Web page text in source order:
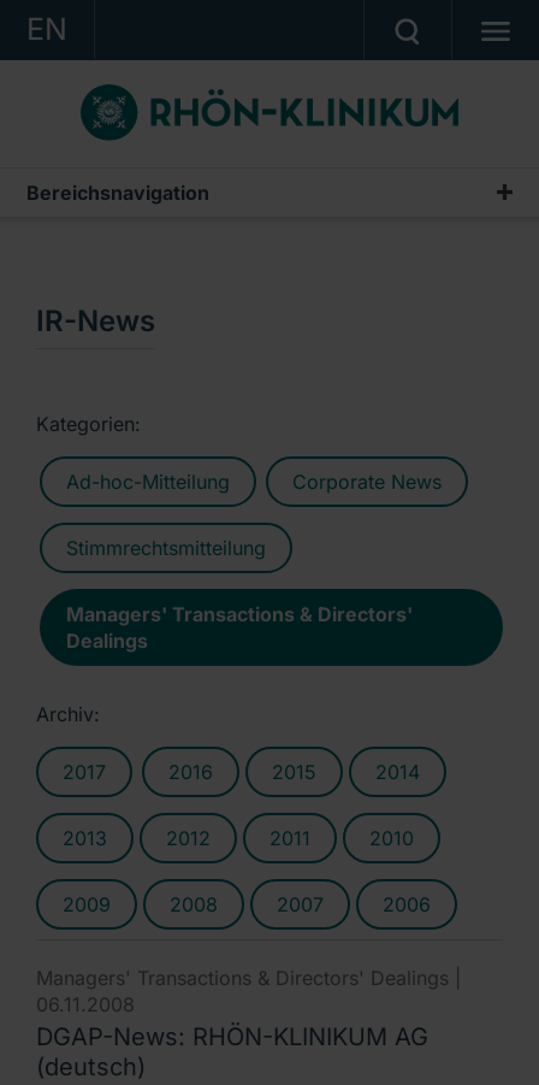
EN
KONZERN
KLINIKEN
KARRIERE
KONTAKT
Bereichsnavigation
Publikationen & Präsentationen
Präsentationen & Conference Calls
IR-News
Kategorien:
Ad-hoc-Mitteilung Corporate News
Stimmrechtsmitteilung
Managers' Transactions & Directors'
Dealings
Archiv:
2017 2016 2015 2014
2013 2012 2011 2010
2009 2008 2007 2006
Managers' Transactions & Directors' Dealings |
06.11.2008
DGAP-News: RHÖN-KLINIKUM AG
(deutsch)